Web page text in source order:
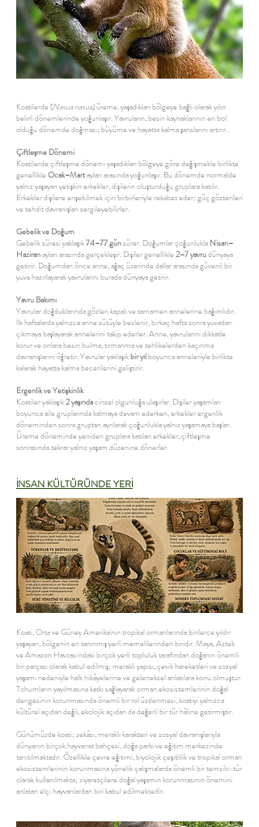
Koatilerde (Nasua nasua) üreme, yaşadıkları bölgeye bağlı olarak yılın
belirli dönemlerinde yoğunlaşır. Yavruların, besin kaynaklarının en bol
olduğu dönemde doğması; büyüme ve hayatta kalma şanslarını artırır.
Çiftleşme Dönemi
Koatilerde çiftleşme dönemi yaşadıkları bölgeye göre değişmekle birlikte
genellikle Ocak–Martayları arasında yoğunlaşır. Bu dönemde normalde
yalnız yaşayan yetişkin erkekler, dişilerin oluşturduğu gruplara katılır.
Erkekler dişilere erişebilmek için birbirleriyle rekabet eder; güç gösterileri
ve tehdit davranışları sergileyebilirler.
Gebelik ve Doğum
Gebelik süresi yaklaşık74–77 günsürer. Doğumlar çoğunlukla Nisan–
Haziranayları arasında gerçekleşir. Dişiler genellikle 2–7 yavrudünyaya
getirir. Doğumdan önce anne, ağaç üzerinde dallar arasında güvenli bir
yuva hazırlayarak yavrularını burada dünyaya getirir.
Yavru Bakımı
Yavrular doğduklarında gözleri kapalı ve tamamen annelerine bağımlıdır.
İlk haftalarda yalnızca anne sütüyle beslenir, birkaç hafta sonra yuvadan
çıkmaya başlayarak annelerini takip ederler. Anne, yavrularını dikkatle
korur ve onlara besin bulma, tırmanma ve tehlikelerden kaçınma
davranışlarını öğretir. Yavrular yaklaşıkbir yılboyunca anneleriyle birlikte
kalarak hayatta kalma becerilerini geliştirir.
Ergenlik ve Yetişkinlik
Koatiler yaklaşık2 yaşındacinsel olgunluğa ulaşırlar. Dişiler yaşamları
boyunca aile gruplarında kalmaya devam ederken, erkekler ergenlik
döneminden sonra gruptan ayrılarak çoğunlukla yalnız yaşamaya başlar.
Üreme döneminde yeniden gruplara katılan erkekler, çiftleşme
sonrasında tekrar yalnız yaşam düzenine dönerler.
İNSAN KÜLTÜRÜNDE YERİ
Koati, Orta ve Güney Amerika'nın tropikal ormanlarında binlerce yıldır
yaşayan, bölgenin en tanınmış yerli memelilerinden biridir. Maya, Aztek
ve Amazon Havzası'ndaki birçok yerli topluluk tarafından doğanın önemli
bir parçası olarak kabul edilmiş; meraklı yapısı, çevik hareketleri ve sosyal
yaşamı nedeniyle halk hikâyelerine ve geleneksel anlatılara konu olmuştur.
Tohumların yayılmasına katkı sağlayarak orman ekosistemlerinin doğal
dengesinin korunmasında önemli bir rol üstlenmesi, koatiyi yalnızca
kültürel açıdan değil, ekolojik açıdan da değerli bir tür hâline getirmiştir.
Günümüzde koati; zekâsı, meraklı karakteri ve sosyal davranışlarıyla
dünyanın birçok hayvanat bahçesi, doğa parkı ve eğitim merkezinde
tanıtılmaktadır. Özellikle çevre eğitimi, biyolojik çeşitlilik ve tropikal orman
ekosistemlerinin korunmasına yönelik çalışmalarda önemli bir temsilci tür
olarak kullanılmakta; ziyaretçilere doğal yaşamın korunmasının önemini
anlatan elçi hayvanlardan biri kabul edilmektedir.